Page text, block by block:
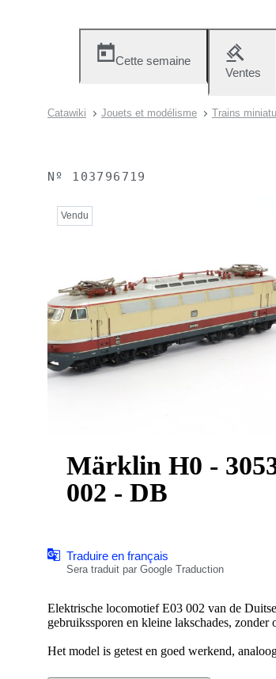
Cette semaine
Ventes
Catawiki Jouets et modélisme Trains
Nº 103796719
Vendu
Märklin H0 -
002 - DB
Traduire en français
Sera traduit par Google Traduction
Elektrische locomotief E03 002 van de
gebruikssporen en kleine lakschades,
Het model is getest en goed werkend,